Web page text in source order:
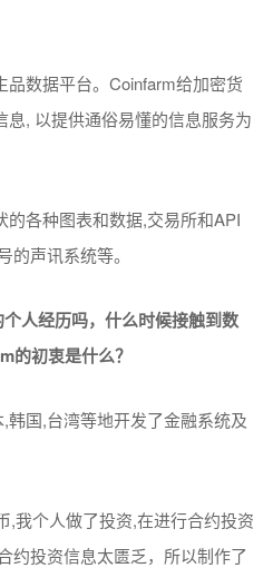
数据平台。Coinfarm给加密货
, 以提供通俗易懂的信息服务为
各种图表和数据,交易所和API
的声讯系统等。
个人经历吗，什么时候接触到数
的初衷是什么？
韩国,台湾等地开发了金融系统及
,我个人做了投资,在进行合约投资
约投资信息太匮乏，所以制作了